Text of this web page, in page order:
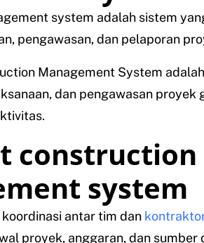
system adalah sistem
pengawasan, dan pelaporan
Management System
dan pengawasan proyek
construction
system
antar tim dan
proyek, anggaran, dan sumber